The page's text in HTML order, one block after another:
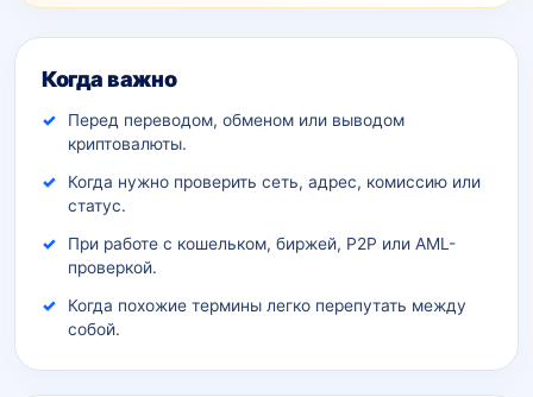
Дополнительный контекст
Когда важно
Перед переводом, обменом или выводом
криптовалюты.
Когда нужно проверить сеть, адрес, комиссию или
статус.
При работе с кошельком, биржей, P2P или AML-
проверкой.
Когда похожие термины легко перепутать между
собой.